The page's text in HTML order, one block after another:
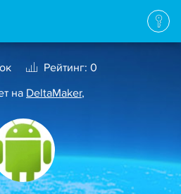
Рейтинг: 0
на DeltaMaker,